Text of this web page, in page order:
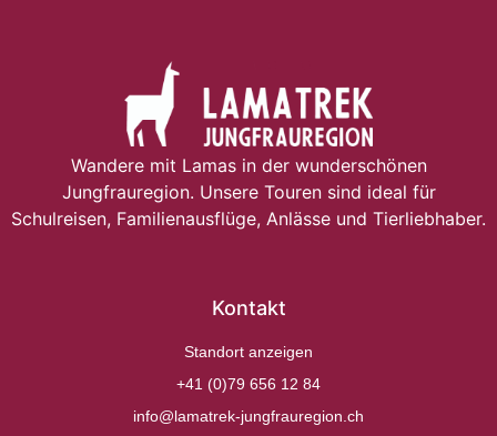
Wandere mit Lamas in der wunderschönen
Jungfrauregion. Unsere Touren sind ideal für
Schulreisen, Familienausflüge, Anlässe und Tierliebhaber.
Kontakt
Standort anzeigen
+41 (0)79 656 12 84
info@lamatrek-jungfrauregion.ch